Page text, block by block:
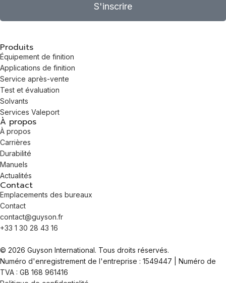
S'inscrire
Produits
Équipement de finition
Applications de finition
Service après-vente
Test et évaluation
Solvants
Services Valeport
À propos
À propos
Carrières
Durabilité
Manuels
Actualités
Contact
Emplacements des bureaux
Contact
contact@guyson.fr
+33 1 30 28 43 16
© 2026 Guyson International. Tous droits réservés.
Numéro d'enregistrement de l'entreprise : 1549447 | Numéro de
TVA : GB 168 961416